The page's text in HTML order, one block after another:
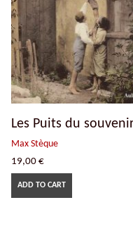
Les Puits du
Max Stèque
19,00 €
ADD TO CART